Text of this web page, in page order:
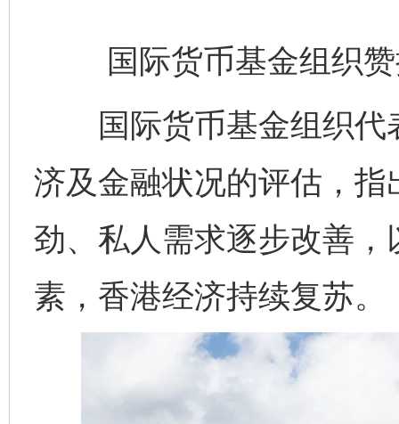
国际货币基金组织赞
国际货币基金组织代
济及金融状况的评估，
劲、私人需求逐步改善
素，香港经济持续复苏。